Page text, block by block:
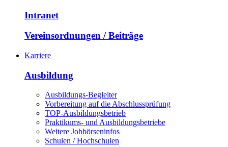
Intranet
Vereinsordnungen / Beiträge
Karriere
Ausbildung
Ausbildungs-Begleiter
Vorbereitung auf die Abschlussprüfung
TOP-Ausbildungsbetrieb
Praktikums- und Ausbildungsbetriebe
Weitere Jobbörseninfos
Schulen / Hochschulen